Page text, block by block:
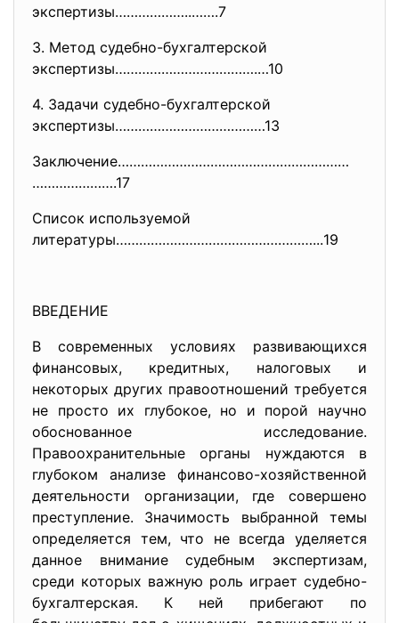
экспертизы………………..…….7
3. Метод судебно-бухгалтерской
экспертизы……………………………….…10
4. Задачи судебно-бухгалтерской
экспертизы…………………………………13
Заключение……………………………………………………
………………….17
Список используемой
литературы……………………………………………...19
ВВЕДЕНИЕ
В современных условиях развивающихся
финансовых, кредитных, налоговых и
некоторых других правоотношений требуется
не просто их глубокое, но и порой научно
обоснованное исследование.
Правоохранительные органы нуждаются в
глубоком анализе финансово-хозяйственной
деятельности организации, где совершено
преступление. Значимость выбранной темы
определяется тем, что не всегда уделяется
данное внимание судебным экспертизам,
среди которых важную роль играет судебно-
бухгалтерская. К ней прибегают по